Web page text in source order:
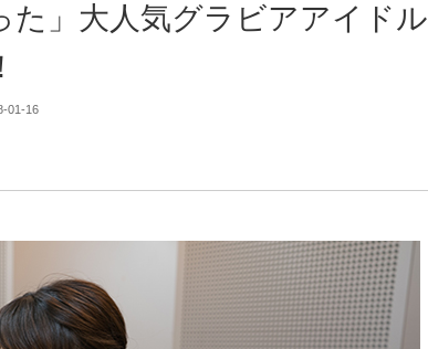
た」大人気グラビアアイドル
01-16